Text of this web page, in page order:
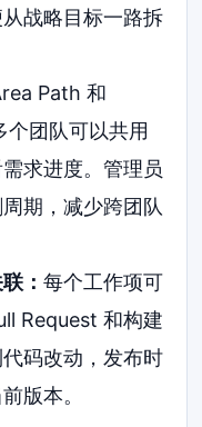
战略目标一路拆
Path 和
团队可以共用
求进度。管理员
期，减少跨团队
： 每个工作项可
Request 和构建
码改动，发布时
版本。